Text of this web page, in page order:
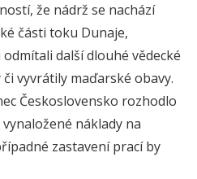
že nádrž se nachází
části toku Dunaje,
další dlouhé vědecké
vyvrátily maďarské obavy.
Československo rozhodlo
náklady na
zastavení prací by